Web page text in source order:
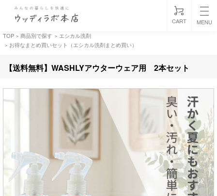
CART
MENU
TOP > 商品別で探す > エシカル洗剤
> お得なまとめ買いセット（エシカル洗剤まとめ買い）
【送料無料】WASHLYアウターウェア用 2本セット